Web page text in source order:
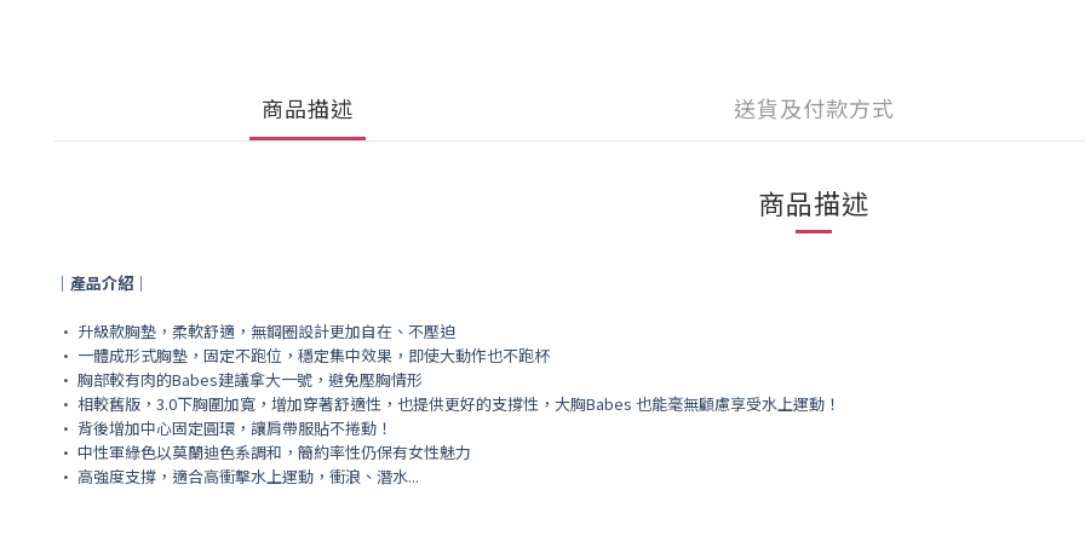
商品描述 送貨及付款方式
商品描述
｜產品介紹｜
• 升級款胸墊，柔軟舒適，無鋼圈設計更加自在、不壓迫
• 一體成形式胸墊，固定不跑位，穩定集中效果，即使大動作也不跑杯
• 胸部較有肉的Babes建議拿大一號，避免壓胸情形
• 相較舊版，3.0下胸圍加寬，增加穿著舒適性， 也提供更好的支撐性， 大胸Babes 也能毫無顧慮享受水上運動！
• 背後增加中心固定圓環，讓肩帶服貼不捲動！
• 中性軍綠色以莫蘭迪色系調和，簡約率性仍保有女性魅力
• 高強度支撐，適合高衝擊水上運動，衝浪、潛水...